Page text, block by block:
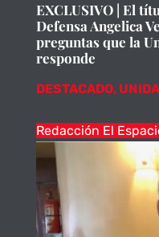
EXCLUSIVO | El
Defensa Angelica
preguntas que la
responde
DESTACADO,
Redacción El